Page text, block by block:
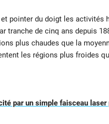
pointer du doigt les activités
tranche de cinq ans depuis
plus chaudes que la
les régions plus froides
par un simple faisceau